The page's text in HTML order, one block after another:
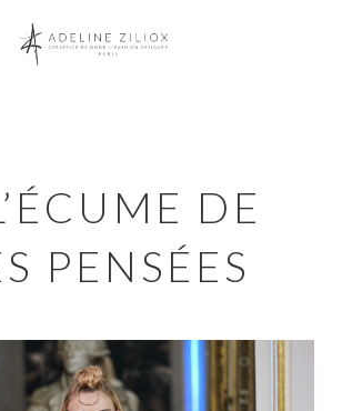
DE
PENSÉES